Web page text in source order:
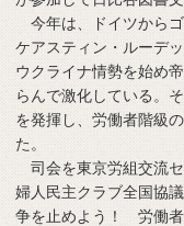
今年は、ドイツから
ケアスティン・ルーデ
ウクライナ情勢を始め
らんで激化している。
を発揮し、労働者階級
た。
司会を東京労組交流セ
婦人民主クラブ全国協
争を止めよう！ 労働者